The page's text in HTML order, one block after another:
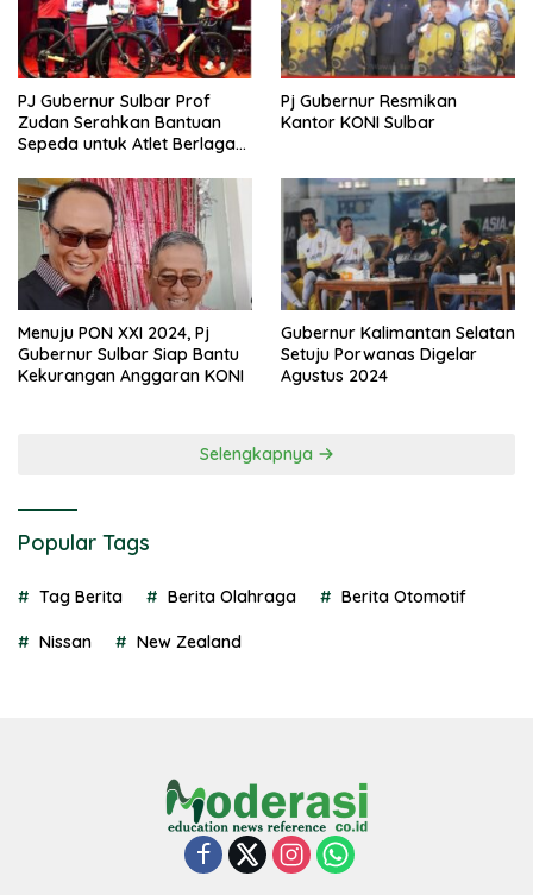
PJ Gubernur Sulbar Prof
Zudan Serahkan Bantuan
Sepeda untuk Atlet Berlaga
Pj Gubernur Resmikan
Kantor KONI Sulbar
Menuju PON XXI 2024, Pj
Gubernur Sulbar Siap Bantu
Kekurangan Anggaran KONI
Gubernur Kalimantan Selatan
Setuju Porwanas Digelar
Agustus 2024
Selengkapnya
Popular Tags
Tag Berita Berita Olahraga Berita Otomotif
Nissan New Zealand